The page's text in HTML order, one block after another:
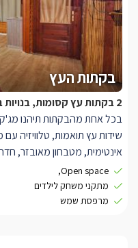
בקתות העץ
2 בקתות עץ קסומות, בנויות בשיטת Open space
בכל אחת מהבקתות תיהנו
אינטימית, מטבחון מאובזר,
שמש כיפית ומתחם חוץ מלא
Open space,
מתקני משחק לילדים
מרפסת שמש
להשקיף אל הכנרת והרי הסביבה.